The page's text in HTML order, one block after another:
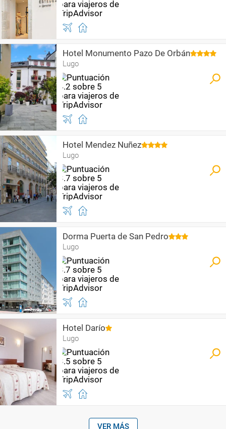
Hotel Monumento Pazo De Orbán
Lugo
Hotel Mendez Nuñez
Lugo
Dorma Puerta de San Pedro
Lugo
Hotel Darío
Lugo
VER MÁS